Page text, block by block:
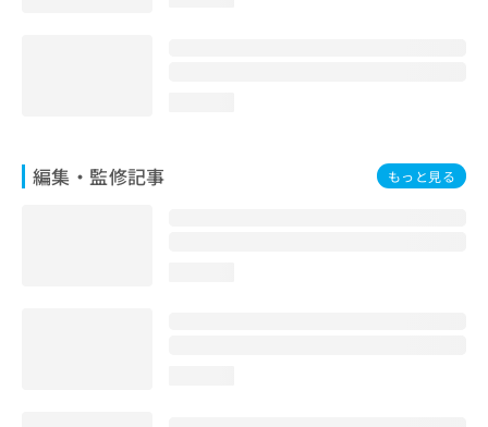
編集・監修記事 もっと見る